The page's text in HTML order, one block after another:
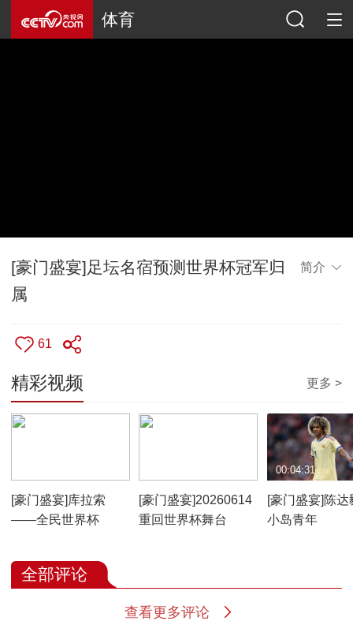
体育
[豪门盛宴]足坛名宿预测世界杯冠军归
属
简介
61
精彩视频 更多 >
[豪门盛宴]库拉索
——全民世界杯
[豪门盛宴]20260614
重回世界杯舞台
[豪门盛宴]陈达
小岛青年
00:04:31
全部评论
查看更多评论